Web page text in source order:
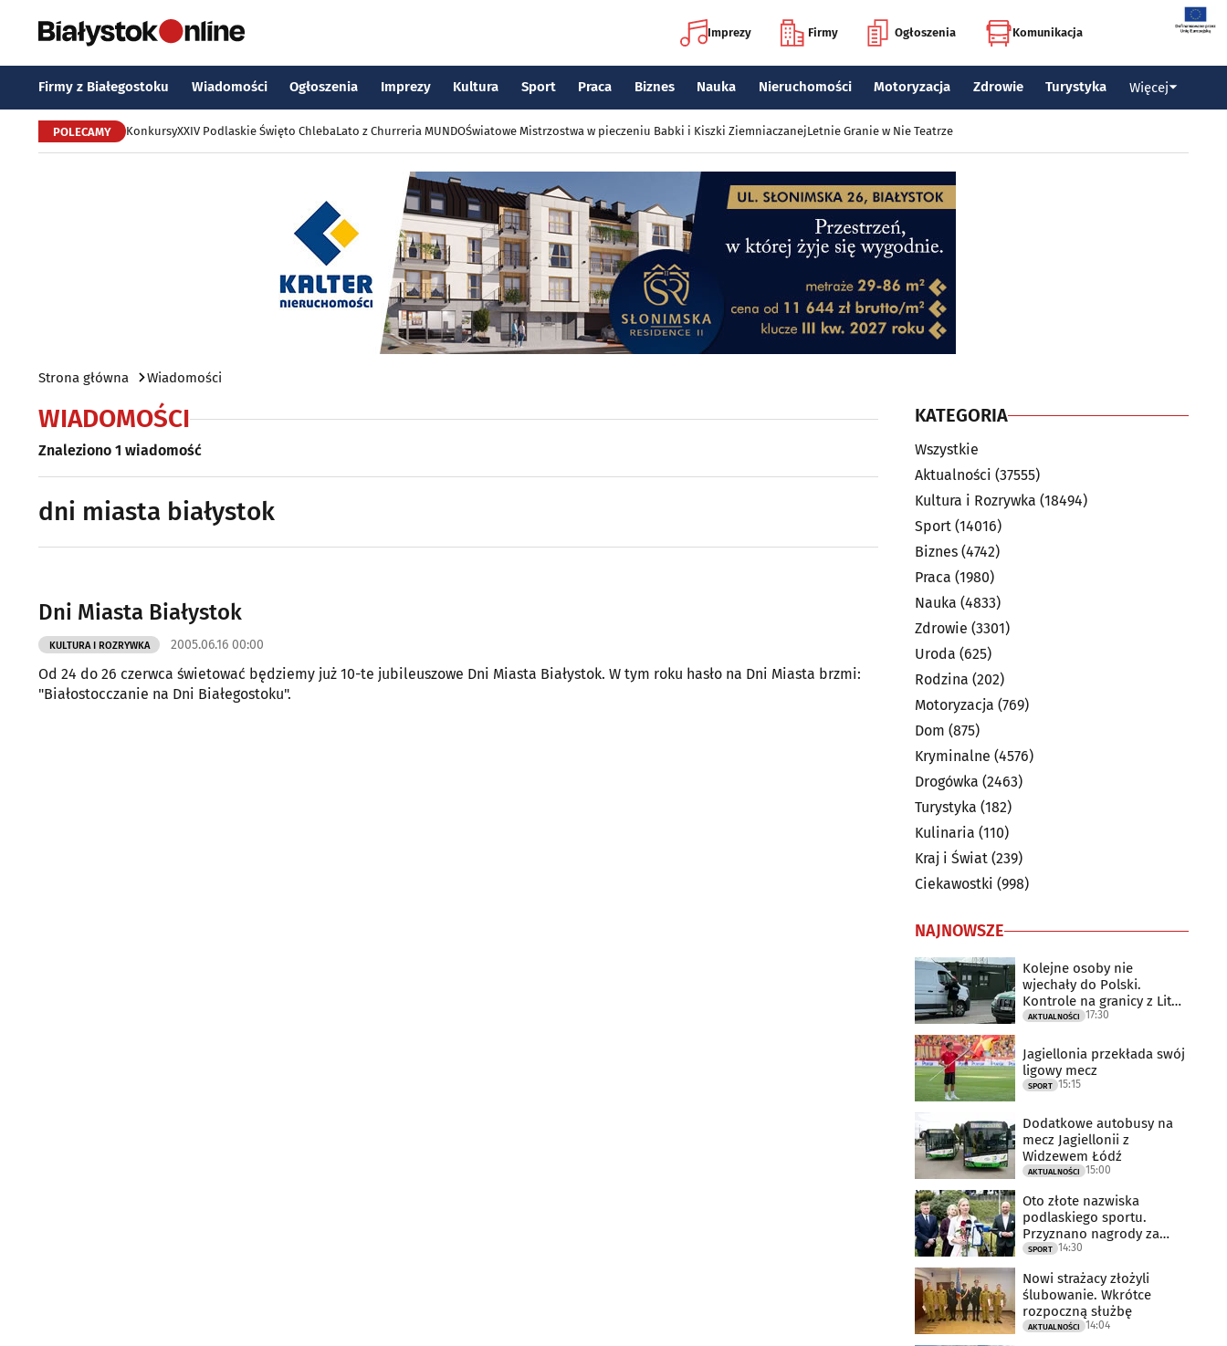
Imprezy Firmy Ogłoszenia Komunikacja
Firmy z Białegostoku Wiadomości Ogłoszenia Imprezy Kultura Sport Praca Biznes Nauka Nieruchomości Motoryzacja Zdrowie Turystyka Więcej
POLECAMY KonkursyXXIV Podlaskie Święto ChlebaLato z Churreria MUNDOŚwiatowe Mistrzostwa w pieczeniu Babki i Kiszki ZiemniaczanejLetnie Granie w Nie Teatrze
Strona główna Wiadomości
WIADOMOŚCI
Znaleziono 1 wiadomość
dni miasta białystok
Dni Miasta Białystok
KULTURA I ROZRYWKA 2005.06.16 00:00
Od 24 do 26 czerwca świetować będziemy już 10-te jubileuszowe Dni Miasta Białystok. W tym roku hasło na Dni Miasta brzmi:
"Białostocczanie na Dni Białegostoku".
KATEGORIA
Wszystkie
Aktualności (37555)
Kultura i Rozrywka (18494)
Sport (14016)
Biznes (4742)
Praca (1980)
Nauka (4833)
Zdrowie (3301)
Uroda (625)
Rodzina (202)
Motoryzacja (769)
Dom (875)
Kryminalne (4576)
Drogówka (2463)
Turystyka (182)
Kulinaria (110)
Kraj i Świat (239)
Ciekawostki (998)
NAJNOWSZE
Kolejne osoby nie
wjechały do Polski.
Kontrole na granicy z Litwą
trwają
AKTUALNOŚCI 17:30
Jagiellonia przekłada swój
ligowy mecz
SPORT 15:15
Dodatkowe autobusy na
mecz Jagiellonii z
Widzewem Łódź
AKTUALNOŚCI 15:00
Oto złote nazwiska
podlaskiego sportu.
Przyznano nagrody za
2025 rok
SPORT 14:30
Nowi strażacy złożyli
ślubowanie. Wkrótce
rozpoczną służbę
AKTUALNOŚCI 14:04